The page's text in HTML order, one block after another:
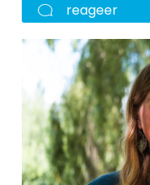
reageer